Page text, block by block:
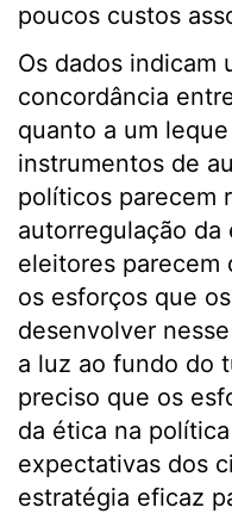
poucos custos
Os dados indicam
concordância
quanto a um
instrumentos de
políticos parecem
autorregulação
eleitores parecem
os esforços que
desenvolver
a luz ao fundo do
preciso que os
da ética na
expectativas dos
estratégia eficaz